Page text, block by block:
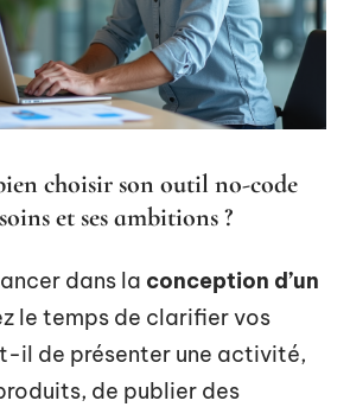
choisir son outil no-code
et ses ambitions ?
dans la conception d’un
le temps de clarifier vos
il de présenter une activité,
de publier des